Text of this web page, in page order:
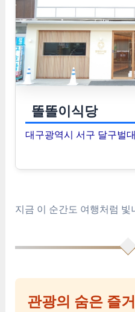
똘똘이식당
대구광역시 서구 달구벌
지금 이 순간도 여행처럼 빛
관광의 숨은 즐